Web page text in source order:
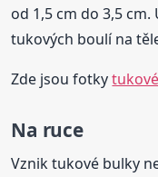
od 1,5 cm do 3,5
tukových boulí na
Zde jsou fotky
Na ruce
Vznik tukové bulky